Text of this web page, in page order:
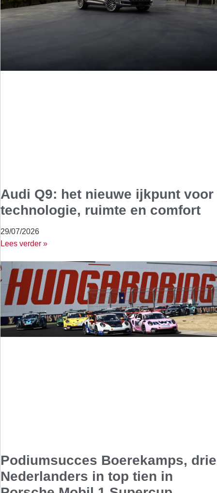
Audi Q9: het nieuwe ijkpunt voor
technologie, ruimte en comfort
29/07/2026
Lees verder »
Podiumsucces Boerekamps, drie
Nederlanders in top tien in